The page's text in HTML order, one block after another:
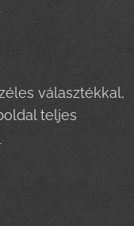
választékkal,
teljes